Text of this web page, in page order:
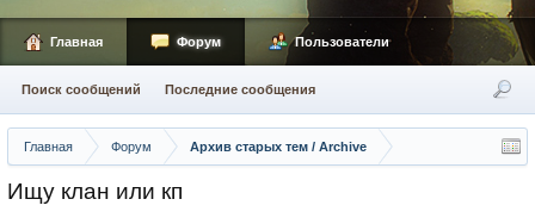
Главная Форум Архив старых тем / Archive
Ищу клан или кп
Главная Форум
Поиск сообщений Последние сообщения
Пользователи